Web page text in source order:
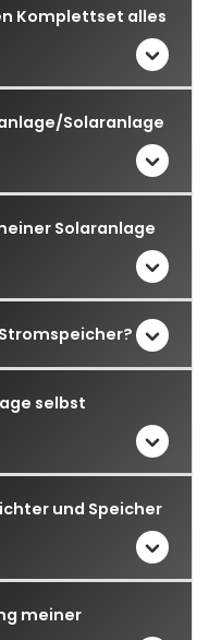
Komplettset alles
Solaranlage
Solaranlage
selbst
und Speicher
meiner